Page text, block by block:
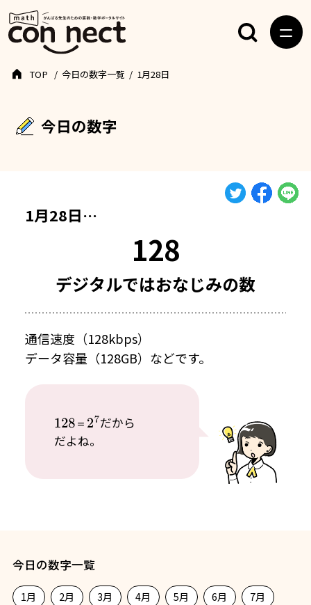
今日の数字
TOP 今日の数字一覧 1月28日
1月28日…
128
デジタルではおなじみの数
通信速度（128kbps）
データ容量（128GB）などです。
＝
128＝ 27 だから
だよね。
今日の数字一覧
1月 2月 3月 4月 5月 6月
7月